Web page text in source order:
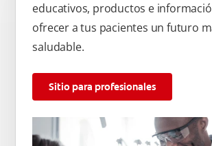
educativos, productos e
ofrecer a tus pacientes un futuro
saludable.
Sitio para profesionales